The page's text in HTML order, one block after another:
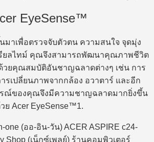
EyeSense™
าเพื่อตรวจจับตัวตน ความสนใจ จุดมุ่ง
ยลไทม์ คุณจึงสามารถพัฒนาคุณภาพชีวิต
ยคุณสมบัติอันชาญฉลาดต่างๆ เช่น การ
รเปลี่ยนภาพจากกล้อง อวาตาร์ และอีก
ณ์ของคุณจึงมีความชาญฉลาดมากยิ่งขึ้น
ย Acer EyeSense™1.